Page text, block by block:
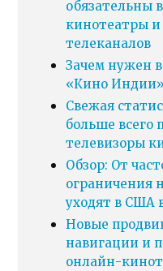
обязательны
кинотеатры
телеканалов
Зачем нужен
«Кино
Свежая
больше всего
телевизоры
Обзор: От
ограничения
уходят в США
Новые
навигации и
онлайн-